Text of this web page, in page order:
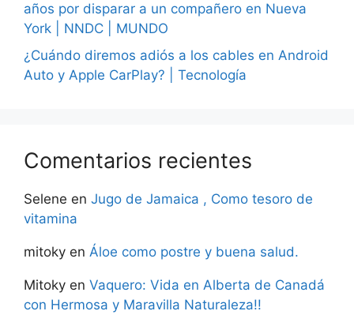
años por disparar a un compañero en Nueva
York | NNDC | MUNDO
¿Cuándo diremos adiós a los cables en Android
Auto y Apple CarPlay? | Tecnología
Comentarios recientes
Selene en Jugo de Jamaica , Como tesoro de
vitamina
mitoky en Áloe como postre y buena salud.
Mitoky en Vaquero: Vida en Alberta de Canadá
con Hermosa y Maravilla Naturaleza!!